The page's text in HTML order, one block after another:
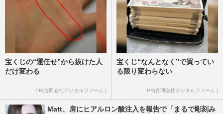
宝くじの“運任せ”から抜けた人
だけ変わる
PR(合同会社デジタルファーム )
宝くじ“なんとなく”で買ってい
る限り変わらない
PR(合同会社デジタルファーム )
Matt、肩にヒアルロン酸注入を報告で「まるで彫刻み